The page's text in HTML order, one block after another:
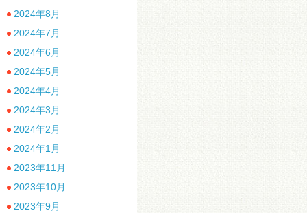
2024年8月
2024年7月
2024年6月
2024年5月
2024年4月
2024年3月
2024年2月
2024年1月
2023年11月
2023年10月
2023年9月